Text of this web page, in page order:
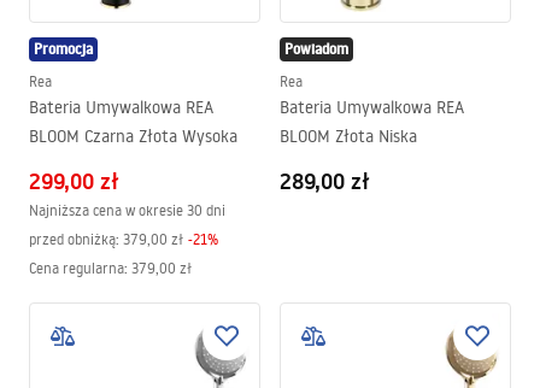
Promocja
Rea
Bateria Umywalkowa REA
BLOOM Czarna Złota Wysoka
299,00 zł
Najniższa cena w okresie 30 dni
przed obniżką: 379,00 zł -21%
Cena regularna: 379,00 zł
Powiadom
Rea
Bateria Umywalkowa REA
BLOOM Złota Niska
289,00 zł